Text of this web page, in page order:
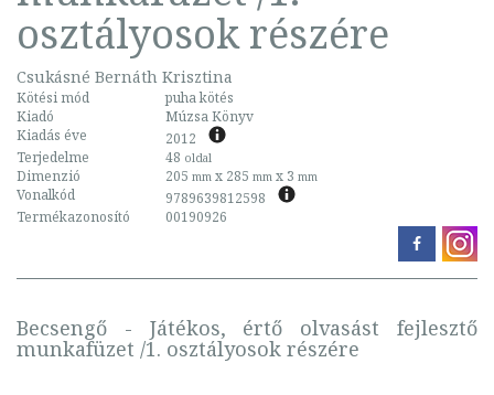
osztályosok részére
Csukásné Bernáth Krisztina
Kötési mód
puha kötés
Kiadó
Múzsa Könyv
Kiadás éve
2012
Terjedelme
48 oldal
Dimenzió 205 mm x 285 mm x 3 mm
Vonalkód
9789639812598
Termékazonosító
00190926
Becsengő - Játékos, értő olvasást fejlesztő
munkafüzet /1. osztályosok részére